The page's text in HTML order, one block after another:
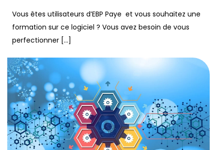
Vous êtes utilisateurs d’EBP Paye et vous souhaitez une
formation sur ce logiciel ? Vous avez besoin de vous
perfectionner […]